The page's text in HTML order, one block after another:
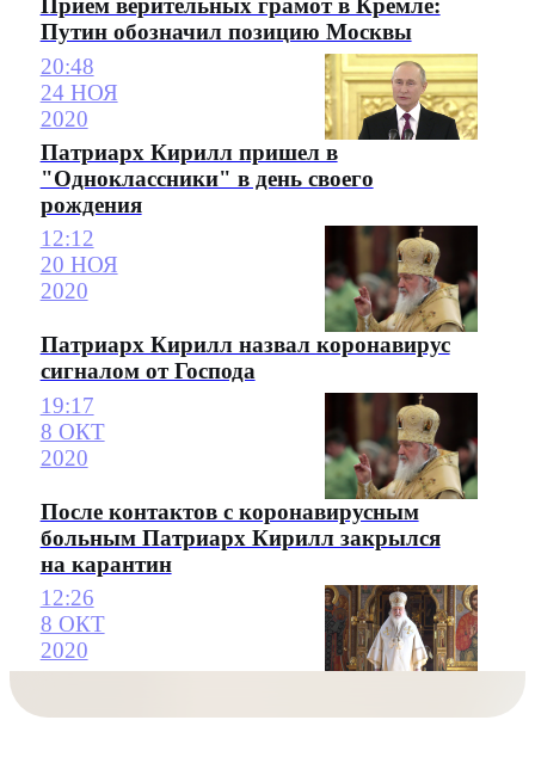
Прием верительных грамот в Кремле:
Путин обозначил позицию Москвы
20:48
24 НОЯ
2020
Патриарх Кирилл пришел в
"Одноклассники" в день своего
рождения
12:12
20 НОЯ
2020
Патриарх Кирилл назвал коронавирус
сигналом от Господа
19:17
8 ОКТ
2020
После контактов с коронавирусным
больным Патриарх Кирилл закрылся
на карантин
12:26
8 ОКТ
2020